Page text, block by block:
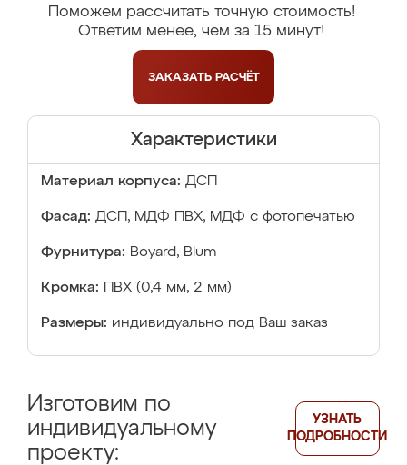
Поможем рассчитать точную стоимость!
Ответим менее, чем за 15 минут!
ЗАКАЗАТЬ РАСЧЁТ
Характеристики
Материал корпуса: ДСП
Фасад: ДСП, МДФ ПВХ, МДФ с фотопечатью
Фурнитура: Boyard, Blum
Кромка: ПВХ (0,4 мм, 2 мм)
Размеры: индивидуально под Ваш заказ
Изготовим по
индивидуальному
проекту:
УЗНАТЬ
ПОДРОБНОСТИ